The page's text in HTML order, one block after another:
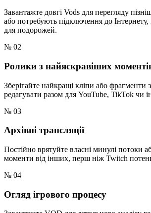
Завантажте довгі Vods для перегляду
або потребують підключення до Інтернету,
для подорожей.
№ 02
Ролики з найяскравіших
Зберігайте найкращі кліпи або фрагменти
редагувати разом для YouTube, TikTok чи
№ 03
Архівні трансляції
Постійно врятуйте власні минулі потоки
моменти від інших, перш ніж Twitch
№ 04
Огляд ігрового процесу